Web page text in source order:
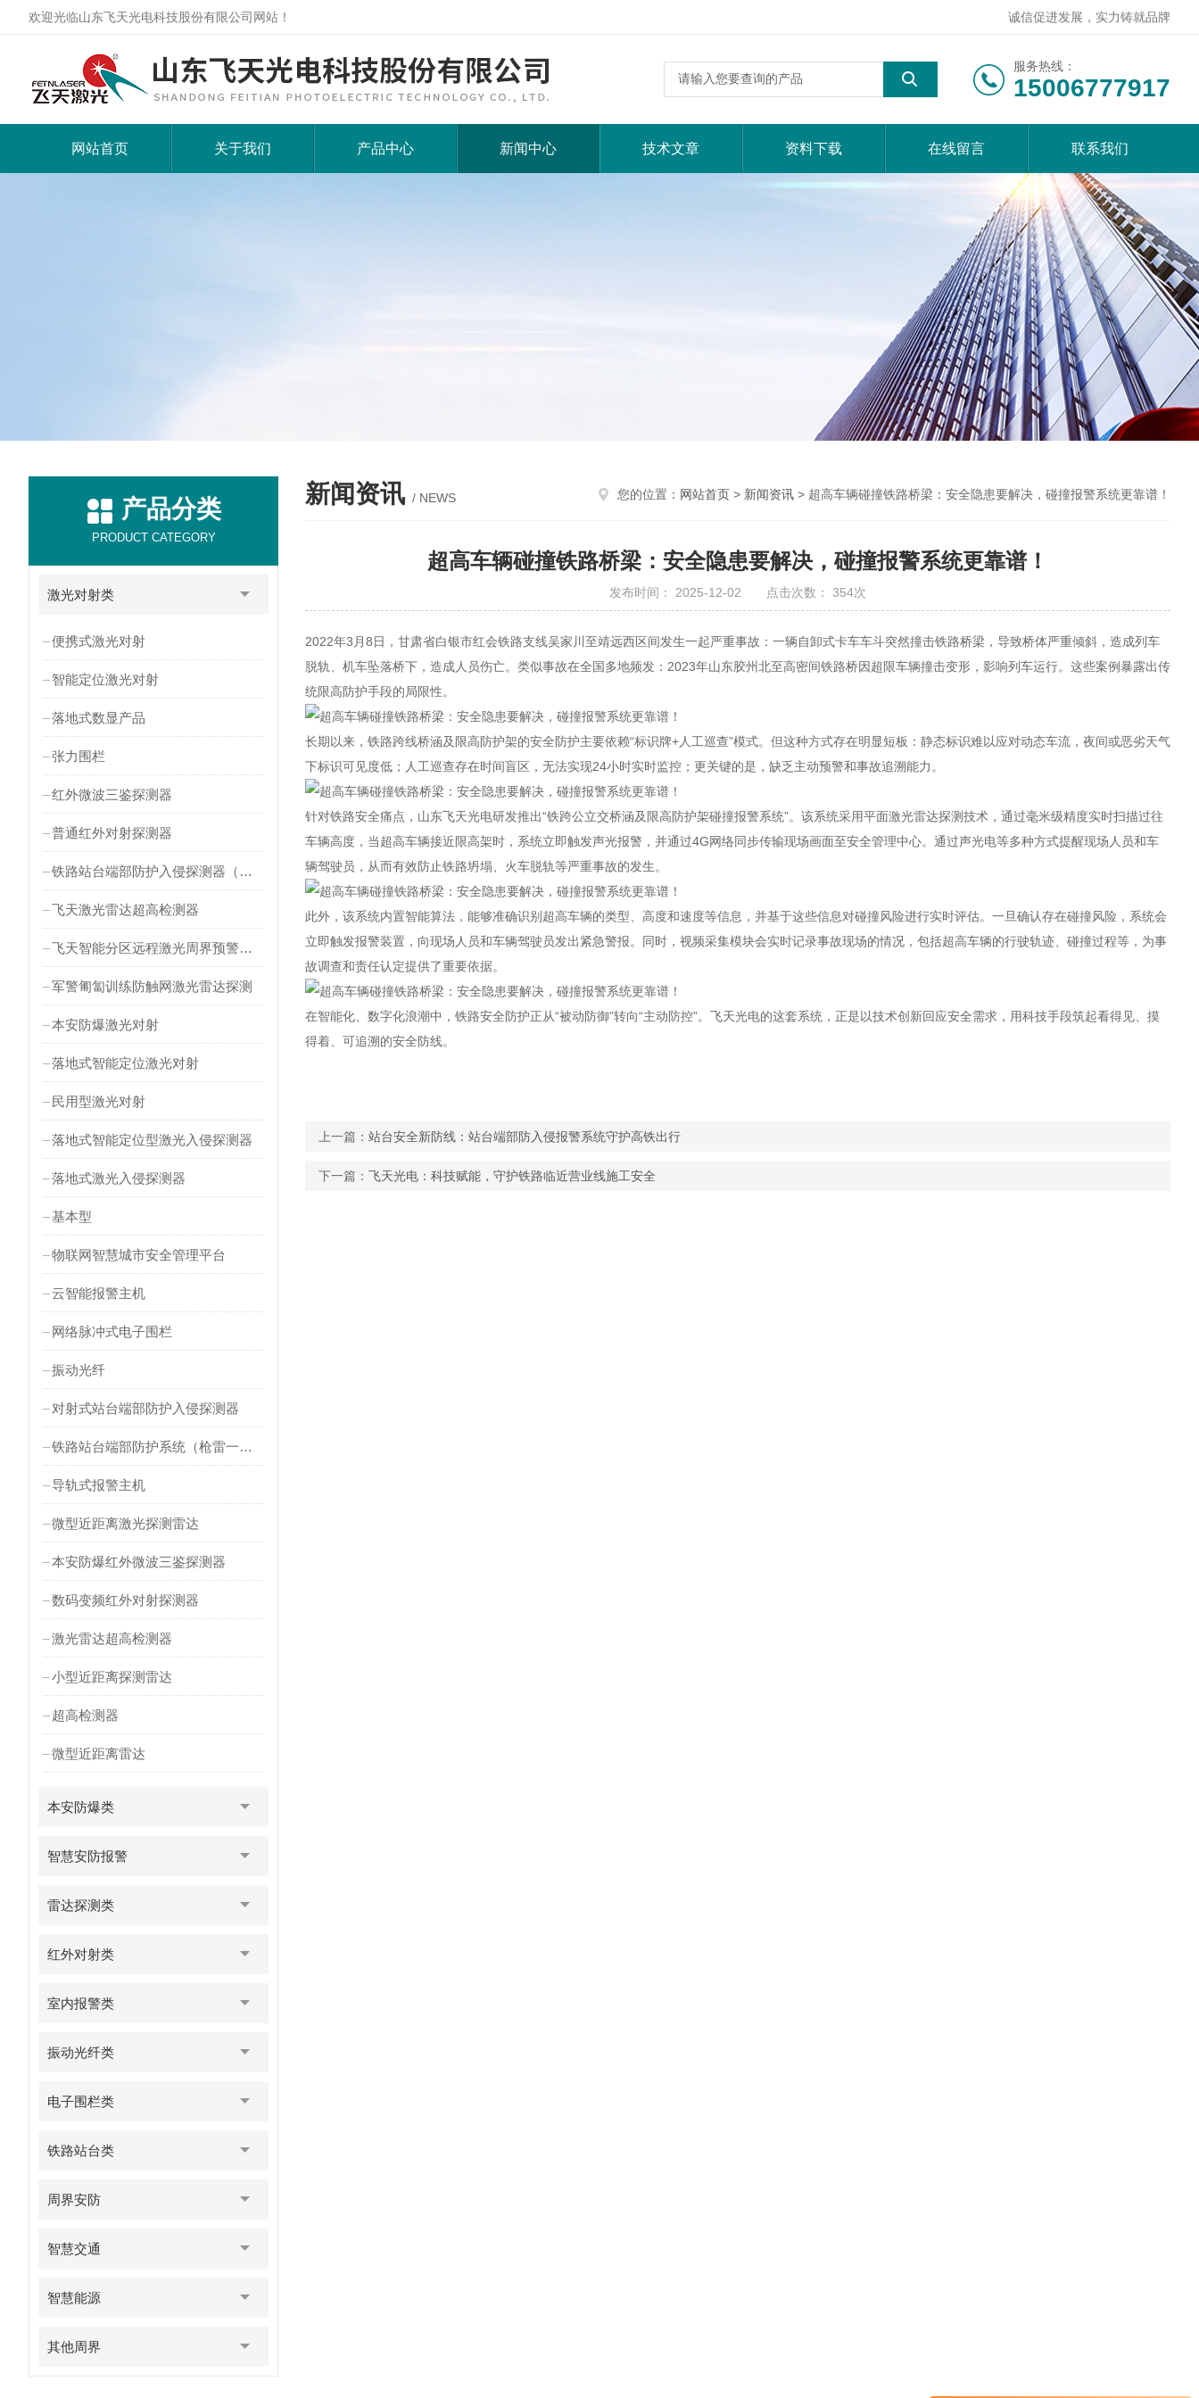
欢迎光临山东飞天光电科技股份有限公司网站！ 诚信促进发展，实力铸就品牌
服务热线：
15006777917
网站首页 关于我们 产品中心 新闻中心 技术文章 资料下载 在线留言 联系我们
产品分类
PRODUCT CATEGORY
激光对射类
便携式激光对射
智能定位激光对射
落地式数显产品
张力围栏
红外微波三鉴探测器
普通红外对射探测器
铁路站台端部防护入侵探测器（对射式）
飞天激光雷达超高检测器
飞天智能分区远程激光周界预警雷达
军警匍匐训练防触网激光雷达探测
本安防爆激光对射
落地式智能定位激光对射
民用型激光对射
落地式智能定位型激光入侵探测器
落地式激光入侵探测器
基本型
物联网智慧城市安全管理平台
云智能报警主机
网络脉冲式电子围栏
振动光纤
对射式站台端部防护入侵探测器
铁路站台端部防护系统（枪雷一体）
导轨式报警主机
微型近距离激光探测雷达
本安防爆红外微波三鉴探测器
数码变频红外对射探测器
激光雷达超高检测器
小型近距离探测雷达
超高检测器
微型近距离雷达
本安防爆类
智慧安防报警
雷达探测类
红外对射类
室内报警类
振动光纤类
电子围栏类
铁路站台类
周界安防
智慧交通
智慧能源
其他周界
新闻资讯 / NEWS 您的位置： 网站首页 > 新闻资讯 > 超高车辆碰撞铁路桥梁：安全隐患要解决，碰撞报警系统更靠谱！
超高车辆碰撞铁路桥梁：安全隐患要解决，碰撞报警系统更靠谱！
发布时间： 2025-12-02 点击次数： 354次
2022年3月8日，甘肃省白银市红会铁路支线吴家川至靖远西区间发生一起严重事故：一辆自卸式卡车车斗突然撞击铁路桥梁，导致桥体严重倾斜，造成列车
脱轨、机车坠落桥下，造成人员伤亡。类似事故在全国多地频发：2023年山东胶州北至高密间铁路桥因超限车辆撞击变形，影响列车运行。这些案例暴露出传
统限高防护手段的局限性。
长期以来，铁路跨线桥涵及限高防护架的安全防护主要依赖“标识牌+人工巡查”模式。但这种方式存在明显短板：静态标识难以应对动态车流，夜间或恶劣天气
下标识可见度低；人工巡查存在时间盲区，无法实现24小时实时监控；更关键的是，缺乏主动预警和事故追溯能力。
针对铁路安全痛点，山东飞天光电研发推出“铁跨公立交桥涵及限高防护架碰撞报警系统”。该系统采用平面激光雷达探测技术，通过毫米级精度实时扫描过往
车辆高度，当超高车辆接近限高架时，系统立即触发声光报警，并通过4G网络同步传输现场画面至安全管理中心。通过声光电等多种方式提醒现场人员和车
辆驾驶员，从而有效防止铁路坍塌、火车脱轨等严重事故的发生。
此外，该系统内置智能算法，能够准确识别超高车辆的类型、高度和速度等信息，并基于这些信息对碰撞风险进行实时评估。一旦确认存在碰撞风险，系统会
立即触发报警装置，向现场人员和车辆驾驶员发出紧急警报。同时，视频采集模块会实时记录事故现场的情况，包括超高车辆的行驶轨迹、碰撞过程等，为事
故调查和责任认定提供了重要依据。
在智能化、数字化浪潮中，铁路安全防护正从“被动防御”转向“主动防控”。飞天光电的这套系统，正是以技术创新回应安全需求，用科技手段筑起看得见、摸
得着、可追溯的安全防线。
上一篇： 站台安全新防线：站台端部防入侵报警系统守护高铁出行
下一篇： 飞天光电：科技赋能，守护铁路临近营业线施工安全